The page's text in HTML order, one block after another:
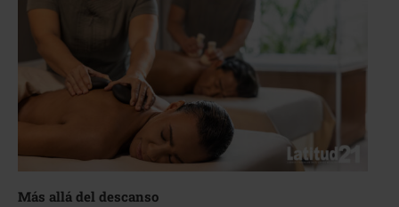
Más allá del descanso